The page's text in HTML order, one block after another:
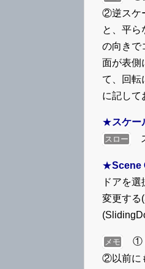
②逆スケ
と、平ら
の向きで
面が表側
て、回転
に記して
★スケー
スロー
★Scene
ドアを
変更する
メモ
①
②以前に